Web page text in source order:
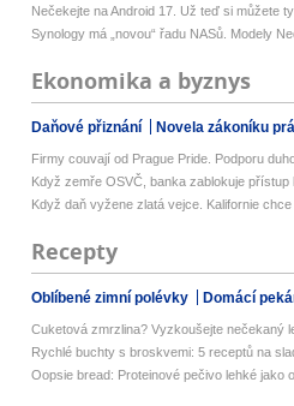
Nečekejte na Android 17. Už teď si můžete
Synology má „novou“ řadu NASů. Modely
Ekonomika a byznys
Daňové přiznání Novela zákoníku
Firmy couvají od Prague Pride. Podporu
Když zemře OSVČ, banka zablokuje přístup
Když daň vyžene zlatá vejce. Kalifornie chce
Recepty
Oblíbené zimní polévky Domácí
Cuketová zmrzlina? Vyzkoušejte nečekaný
Rychlé buchty s broskvemi: 5 receptů na
Oopsie bread: Proteinové pečivo lehké jako